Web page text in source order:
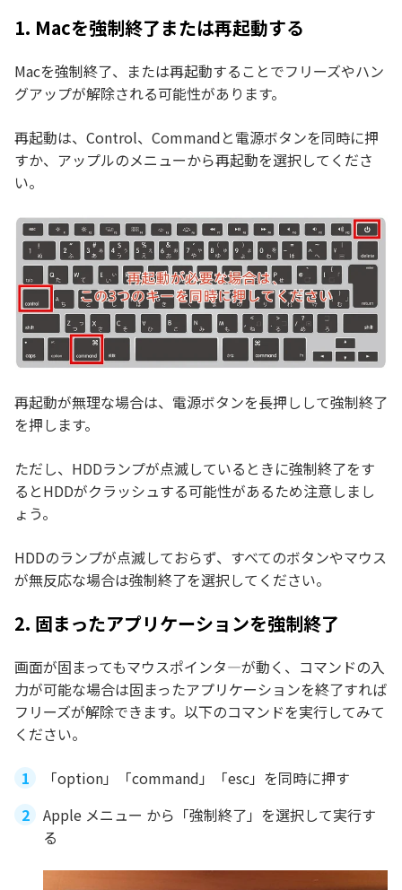
1. Macを強制終了または再起動する
Macを強制終了、または再起動することでフリーズやハン
グアップが解除される可能性があります。
再起動は、Control、Commandと電源ボタンを同時に押
すか、アップルのメニューから再起動を選択してくださ
い。
再起動が無理な場合は、電源ボタンを長押しして強制終了
を押します。
ただし、HDDランプが点滅しているときに強制終了をす
るとHDDがクラッシュする可能性があるため注意しまし
ょう。
HDDのランプが点滅しておらず、すべてのボタンやマウス
が無反応な場合は強制終了を選択してください。
2. 固まったアプリケーションを強制終了
画面が固まってもマウスポインタ―が動く、コマンドの入
力が可能な場合は固まったアプリケーションを終了すれば
フリーズが解除できます。以下のコマンドを実行してみて
ください。
「option」「command」「esc」を同時に押す
Apple メニュー から「強制終了」を選択して実行す
る